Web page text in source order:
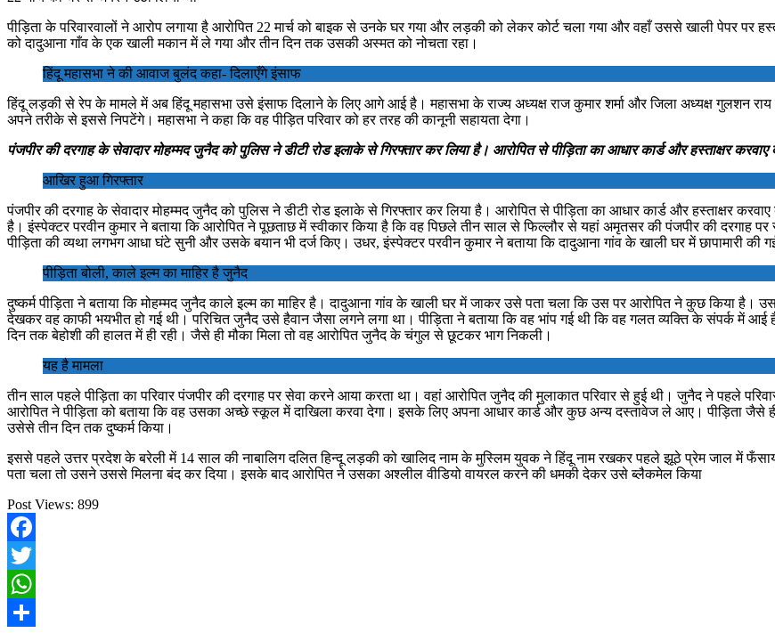
पीड़िता के परिवारवालों ने आरोप लगाया है आरोपित 22 मार्च को बाइक से उनके घर गया और लड़की को लेकर कोर्ट चला गया और वहाँ उससे खाली पेपर पर
को दादुआना गाँव के एक खाली मकान में ले गया और तीन दिन तक उसकी अस्मत को नोचता रहा।
हिंदू महासभा ने की आवाज बुलंद कहा- दिलाएँगे इंसाफ
हिंदू लड़की से रेप के मामले में अब हिंदू महासभा उसे इंसाफ दिलाने के लिए आगे आई है। महासभा के राज्य अध्यक्ष राज कुमार शर्मा और जिला अध्यक्ष गुलशन
अपने तरीके से इससे निपटेंगे। महासभा ने कहा कि वह पीड़ित परिवार को हर तरह की कानूनी सहायता देगा।
पंजपीर की दरगाह के सेवादार मोहम्मद जुनैद को पुलिस ने डीटी रोड इलाके से गिरफ्तार कर लिया है। आरोपित से पीड़िता का आधार कार्ड और हस्ताक्षर करवाए
आखिर हुआ गिरफ्तार
पंजपीर की दरगाह के सेवादार मोहम्मद जुनैद को पुलिस ने डीटी रोड इलाके से गिरफ्तार कर लिया है। आरोपित से पीड़िता का आधार कार्ड और हस्ताक्षर
है। इंस्पेक्टर परवीन कुमार ने बताया कि आरोपित ने पूछताछ में स्वीकार किया है कि वह पिछले तीन साल से फिल्लौर से यहां अमृतसर की पंजपीर की दरगाह
पीड़िता की व्यथा लगभग आधा घंटे सुनी और उसके बयान भी दर्ज किए। उधर, इंस्पेक्टर परवीन कुमार ने बताया कि दादुआना गांव के खाली घर में छापामारी
पीड़िता बोली, काले इल्म का माहिर है जुनैद
दुष्कर्म पीड़िता ने बताया कि मोहम्मद जुनैद काले इल्म का माहिर है। दादुआना गांव के खाली घर में जाकर उसे पता चला कि उस पर आरोपित ने कुछ किया है।
देखकर वह काफी भयभीत हो गई थी। परिचित जुनैद उसे हैवान जैसा लगने लगा था। पीड़िता ने बताया कि वह भांप गई थी कि वह गलत व्यक्ति के संपर्क में
दिन तक बेहोशी की हालत में ही रही। जैसे ही मौका मिला तो वह आरोपित जुनैद के चंगुल से छूटकर भाग निकली।
यह है मामला
तीन साल पहले पीड़िता का परिवार पंजपीर की दरगाह पर सेवा करने आया करता था। वहां आरोपित जुनैद की मुलाकात परिवार से हुई थी। जुनैद ने पहले
आरोपित ने पीड़िता को बताया कि वह उसका अच्छे स्कूल में दाखिला करवा देगा। इसके लिए अपना आधार कार्ड और कुछ अन्य दस्तावेज ले आए। पीड़िता
उसेसे तीन दिन तक दुष्कर्म किया।
इससे पहले उत्तर प्रदेश के बरेली में 14 साल की नाबालिग दलित हिन्दू लड़की को खालिद नाम के मुस्लिम युवक ने हिंदू नाम रखकर पहले झूठे प्रेम जाल में
पता चला तो उसने उससे मिलना बंद कर दिया। इसके बाद आरोपित ने उसका अश्लील वीडियो वायरल करने की धमकी देकर उसे ब्लैकमेल किया
Post Views: 899
Facebook
Twitter
WhatsApp